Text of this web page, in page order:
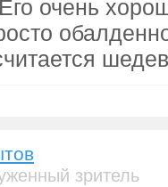
очень
зритель